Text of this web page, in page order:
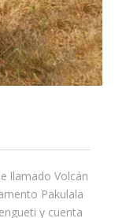
llamado Volcán
Pakulala
y cuenta